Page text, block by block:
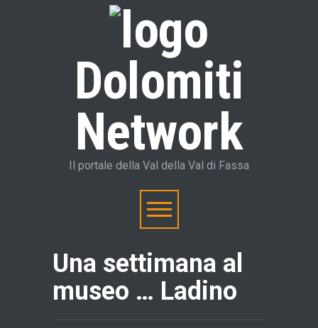
Dolomiti
Network
Il portale della Val della Val di Fassa
Una settimana al
museo … Ladino